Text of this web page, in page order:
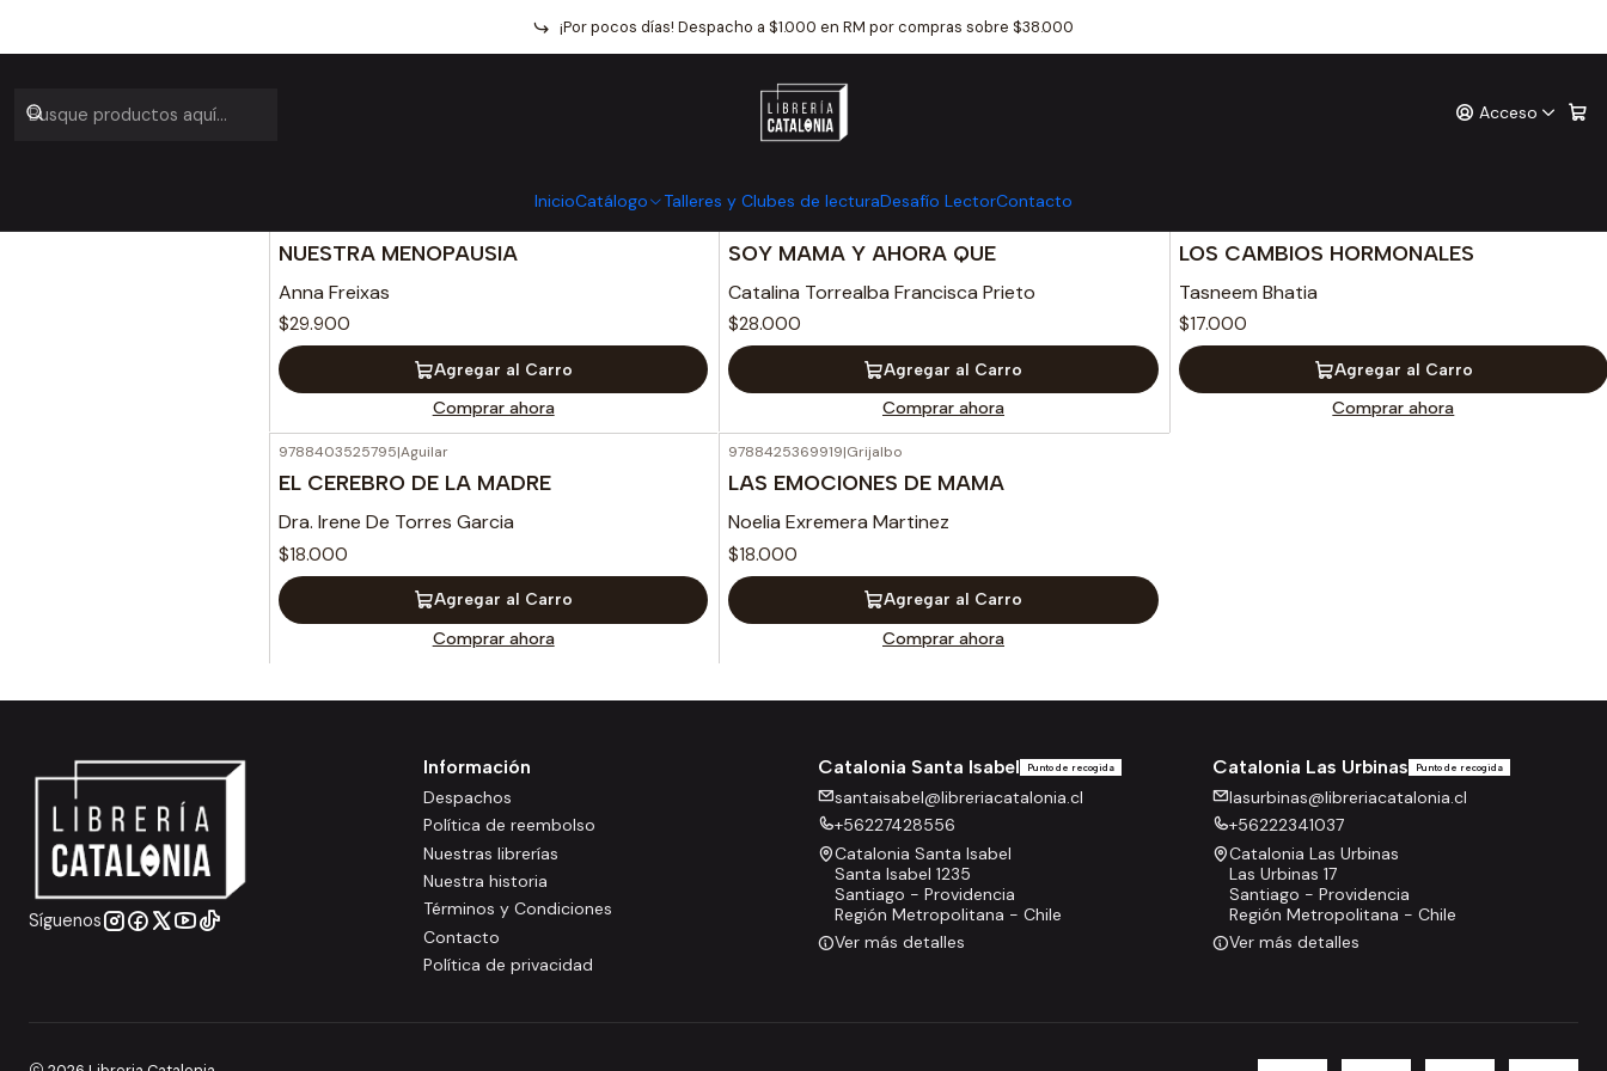
Acceso
InicioCatálogo Talleres y Clubes de lecturaDesafío LectorContacto
¡Por pocos días! Despacho a $1.000 en RM por compras sobre $38.000
Inicio Maternidad
Maternidad
NUESTRA MENOPAUSIA
Anna Freixas
$29.900
Agregar al Carro
Comprar ahora
SOY MAMA Y AHORA QUE
Catalina Torrealba Francisca Prieto
$28.000
Agregar al Carro
Comprar ahora
LOS CAMBIOS HORMONALES
Tasneem Bhatia
$17.000
Agregar al Carro
Comprar ahora
9788403525795|Aguilar
EL CEREBRO DE LA MADRE
Dra. Irene De Torres Garcia
$18.000
Agregar al Carro
Comprar ahora
9788425369919|Grijalbo
LAS EMOCIONES DE MAMA
Noelia Exremera Martinez
$18.000
Agregar al Carro
Comprar ahora
Síguenos
Información
Despachos
Política de reembolso
Nuestras librerías
Nuestra historia
Términos y Condiciones
Contacto
Política de privacidad
Catalonia Santa Isabel Punto de recogida
santaisabel@libreriacatalonia.cl
+56227428556
Catalonia Santa Isabel
Santa Isabel 1235
Santiago - Providencia
Región Metropolitana - Chile
Ver más detalles
Catalonia Las Urbinas Punto de recogida
lasurbinas@libreriacatalonia.cl
+56222341037
Catalonia Las Urbinas
Las Urbinas 17
Santiago - Providencia
Región Metropolitana - Chile
Ver más detalles